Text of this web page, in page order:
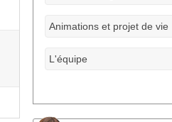
Animations et projet de vie
L'équipe